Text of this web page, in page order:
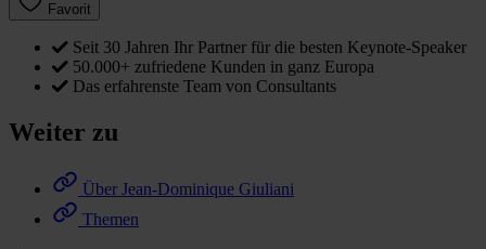
Favorit
Seit 30 Jahren Ihr Partner für die besten Keynote-Speaker
50.000+ zufriedene Kunden in ganz Europa
Das erfahrenste Team von Consultants
Weiter zu
Über Jean-Dominique Giuliani
Themen